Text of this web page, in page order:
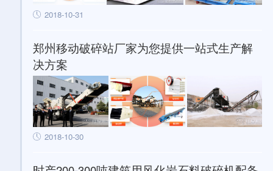
2018-10-31
郑州移动破碎站厂家为您提供一站式生产解
决方案
2018-10-30